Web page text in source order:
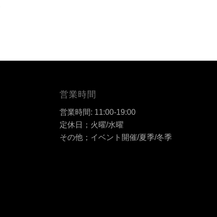
営業時間
営業時間: 11:00-19:00
定休日；火曜/水曜
その他；イベント開催/夏季/冬季